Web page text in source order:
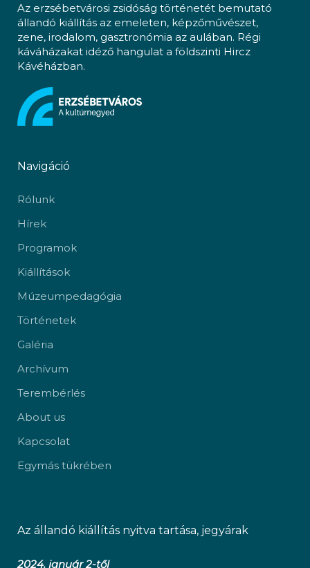
Az erzsébetvárosi zsidóság történetét bemutató
állandó kiállítás az emeleten, képzőművészet,
zene, irodalom, gasztronómia az aulában. Régi
káváházakat idéző hangulat a földszinti Hircz
Kávéházban.
Navigáció
Rólunk
Hírek
Programok
Kiállítások
Múzeumpedagógia
Történetek
Galéria
Archívum
Terembérlés
About us
Kapcsolat
Egymás tükrében
Az állandó kiállítás nyitva tartása, jegyárak
2024. január 2-től